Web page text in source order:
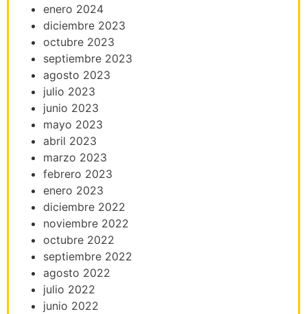
enero 2024
diciembre 2023
octubre 2023
septiembre 2023
agosto 2023
julio 2023
junio 2023
mayo 2023
abril 2023
marzo 2023
febrero 2023
enero 2023
diciembre 2022
noviembre 2022
octubre 2022
septiembre 2022
agosto 2022
julio 2022
junio 2022